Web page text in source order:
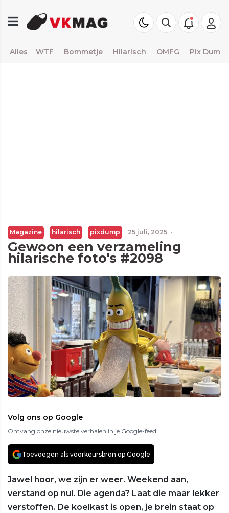
Alles WTF Bommetje Hilarisch OMFG Pix Dump
Magazine hilarisch pixdump 25 juli, 2025 ·
Gewoon een verzameling
hilarische foto's #2098
Volg ons op Google
Ontvang onze nieuwste verhalen in je Google-feed
Toevoegen als voorkeursbron op Google
Jawel hoor, we zijn er weer. Weekend aan,
verstand op nul. Die agenda? Laat die maar lekker
verstoffen. De koelkast is open, je brein staat op